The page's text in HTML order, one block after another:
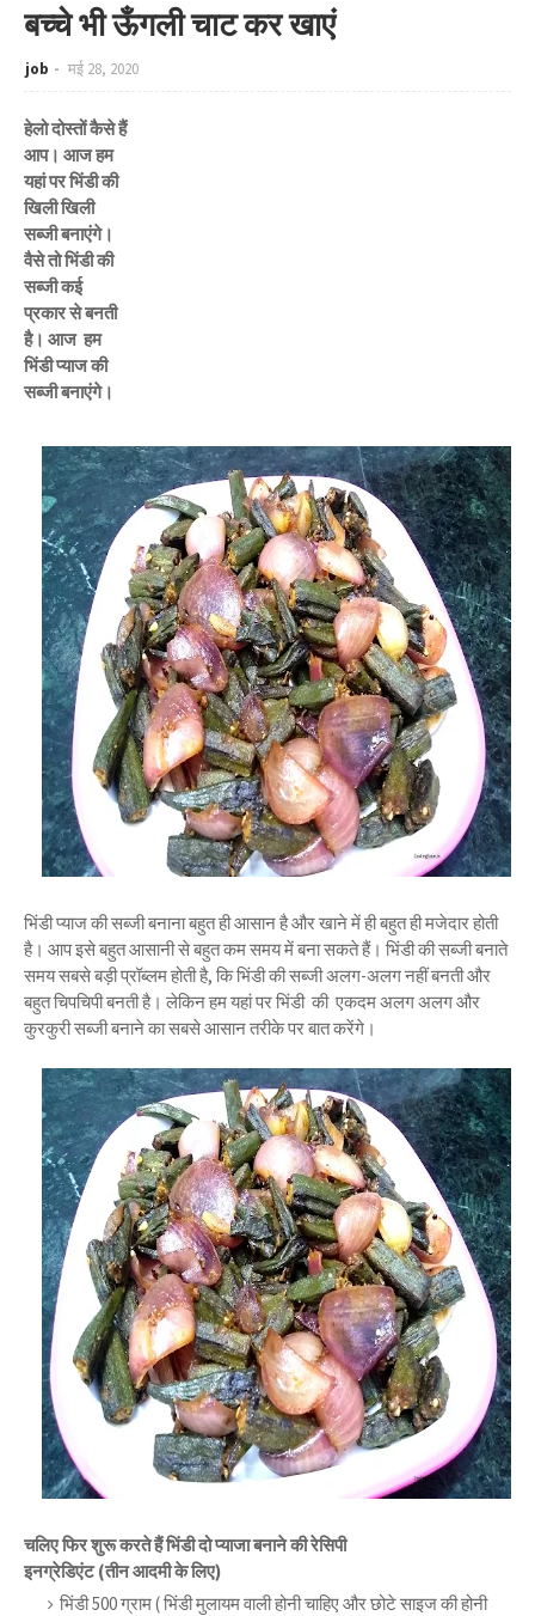
बच्चे भी ऊँगली चाट कर खाएं
job मई 28, 2020
हेलो दोस्तों कैसे हैं
आप। आज हम
यहां पर भिंडी की
खिली खिली
सब्जी बनाएंगे।
वैसे तो भिंडी की
सब्जी कई
प्रकार से बनती
है। आज हम
भिंडी प्याज की
सब्जी बनाएंगे।
भिंडी प्याज की सब्जी बनाना बहुत ही आसान है और खाने में ही बहुत ही मजेदार होती
है। आप इसे बहुत आसानी से बहुत कम समय में बना सकते हैं। भिंडी की सब्जी बनाते
समय सबसे बड़ी प्रॉब्लम होती है, कि भिंडी की सब्जी अलग-अलग नहीं बनती और
बहुत चिपचिपी बनती है। लेकिन हम यहां पर भिंडी की एकदम अलग अलग और
कुरकुरी सब्जी बनाने का सबसे आसान तरीके पर बात करेंगे।
चलिए फिर शुरू करते हैं भिंडी दो प्याजा बनाने की रेसिपी
इनग्रेडिएंट (तीन आदमी के लिए)
भिंडी 500 ग्राम ( भिंडी मुलायम वाली होनी चाहिए और छोटे साइज की होनी